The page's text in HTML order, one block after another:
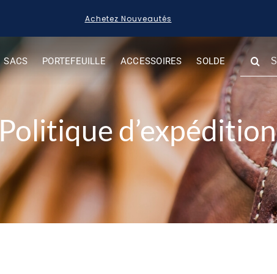
Acheter des Articles en Solde
SACS PORTEFEUILLE ACCESSOIRES SOLDE
SEARCH
FOR:
Politique d’expédition